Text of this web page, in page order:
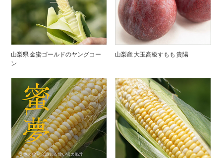
山梨県 金蜜ゴールドのヤングコー
ン
山梨産 大玉高級すもも 貴陽